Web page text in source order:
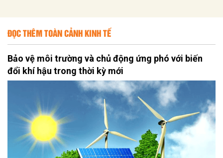
ĐỌC THÊM TOÀN CẢNH KINH TẾ
Bảo vệ môi trường và chủ động ứng phó với biến
đổi khí hậu trong thời kỳ mới